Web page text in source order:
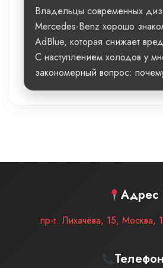
Владельцы современных
Mercedes-Benz хорошо
AdBlue, которая снижает
С наступлением холодов у
закономерный вопрос:
Адрес
пр-т. Лихачёва, 15, Москва,
Телефон